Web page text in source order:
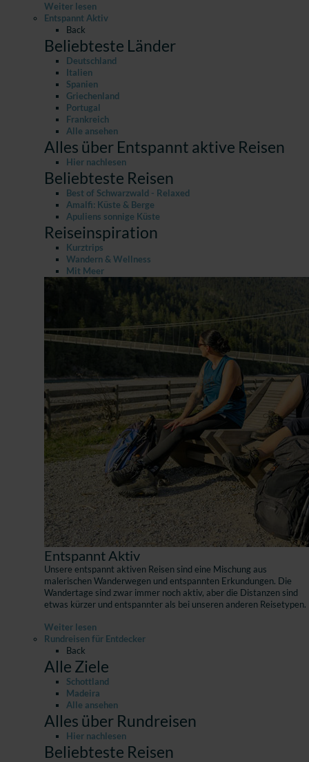
Weiter lesen
Entspannt Aktiv
Back
Beliebteste Länder
Deutschland
Italien
Spanien
Griechenland
Portugal
Frankreich
Alle ansehen
Alles über Entspannt aktive Reisen
Hier nachlesen
Beliebteste Reisen
Best of Schwarzwald - Relaxed
Amalfi: Küste & Berge
Apuliens sonnige Küste
Reiseinspiration
Kurztrips
Wandern & Wellness
Mit Meer
Entspannt Aktiv
Unsere entspannt aktiven Reisen sind eine Mischung aus
malerischen Wanderwegen und entspannten Erkundungen. Die
Wandertage sind zwar immer noch aktiv, aber die Distanzen sind
etwas kürzer und entspannter als bei unseren anderen Reisetypen.
Weiter lesen
Rundreisen für Entdecker
Back
Alle Ziele
Schottland
Madeira
Alle ansehen
Alles über Rundreisen
Hier nachlesen
Beliebteste Reisen